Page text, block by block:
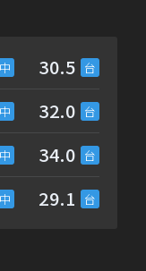
30.5
32.0
34.0
29.1